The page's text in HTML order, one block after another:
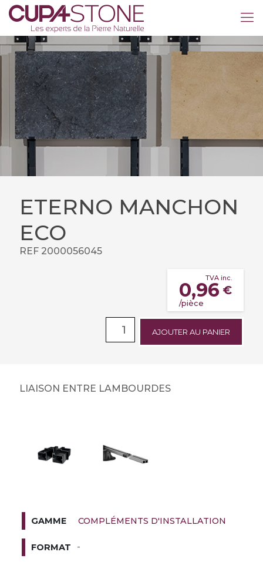
ETERNO MANCHON
ECO
REF 2000056045
0,96 €
TVA inc.
/pièce
AJOUTER AU PANIER
LIAISON ENTRE LAMBOURDES
GAMME COMPLÉMENTS D'INSTALLATION
FORMAT -